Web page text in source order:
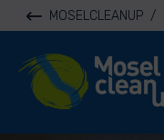
MOSELCLEANUP /
River Cleanup